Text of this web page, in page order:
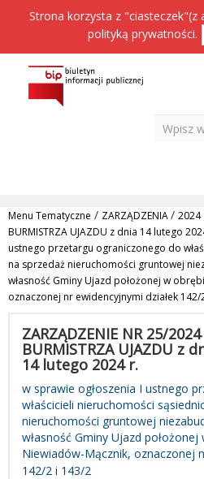
Strona korzysta z "ciasteczek"(z
polityką prywatności.
Menu Tematyczne / ZARZĄDZENIA/ 2024
BURMISTRZA UJAZDU z dnia 14 lutego
ustnego przetargu ograniczonego do
na sprzedaż nieruchomości gruntowej
własność Gminy Ujazd położonej w
oznaczonej nr ewidencyjnymi działek 142/
ZARZĄDZENIE NR 25/2024
BURMISTRZA UJAZDU z
14 lutego 2024 r.
w sprawie ogłoszenia I ustnego
właścicieli nieruchomości
nieruchomości gruntowej
własność Gminy Ujazd położonej
Niewiadów-Mącznik, oznaczonej
142/2 i 143/2